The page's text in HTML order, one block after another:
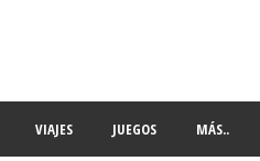
VIAJES JUEGOS MÁS..